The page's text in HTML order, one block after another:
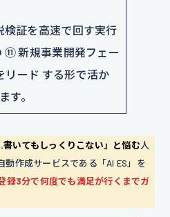
証を高速で回す実行
⑪ 新規事業開発フェー
リード する形で活か
す。
いてもしっくりこない」と悩む人
動作成サービスである「AI ES」を
録3分で何度でも満足が行くまでガ